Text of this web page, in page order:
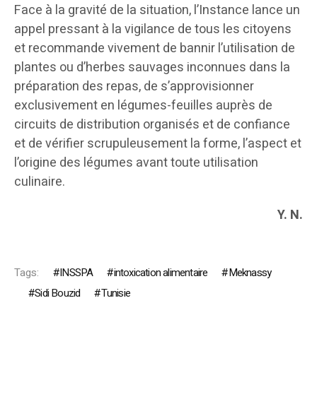
​Face à la gravité de la situation, l’Instance lance un
appel pressant à la vigilance de tous les citoyens
et recommande vivement de bannir l’utilisation de
plantes ou d’herbes sauvages inconnues dans la
préparation des repas, de s’approvisionner
exclusivement en légumes-feuilles auprès de
circuits de distribution organisés et de confiance
et de vérifier scrupuleusement la forme, l’aspect et
l’origine des légumes avant toute utilisation
culinaire.
Y. N.
Tags: INSSPA intoxication alimentaire
Meknassy
Sidi Bouzid
Tunisie